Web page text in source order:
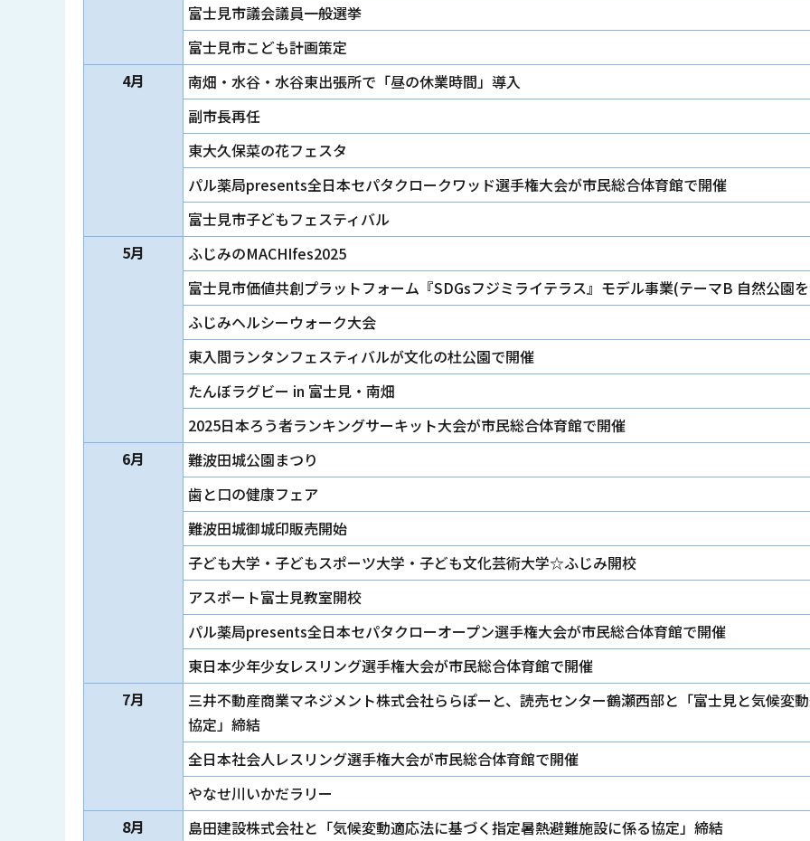
富士見市議会議員一般選挙
富士見市こども計画策定
4月
南畑・水谷・水谷東出張所で「昼の休業時間」導入
副市長再任
東大久保菜の花フェスタ
パル薬局presents全日本セパタクロークワッド選手権大会が市民総合体育館で開催
富士見市子どもフェスティバル
5月
ふじみのMACHIfes2025
富士見市価値共創プラットフォーム『SDGsフジミライテラス』モデル事業(テーマB 自然公園
ふじみヘルシーウォーク大会
東入間ランタンフェスティバルが文化の杜公園で開催
たんぼラグビー in 富士見・南畑
2025日本ろう者ランキングサーキット大会が市民総合体育館で開催
6月
難波田城公園まつり
歯と口の健康フェア
難波田城御城印販売開始
子ども大学・子どもスポーツ大学・子ども文化芸術大学☆ふじみ開校
アスポート富士見教室開校
パル薬局presents全日本セパタクローオープン選手権大会が市民総合体育館で開催
東日本少年少女レスリング選手権大会が市民総合体育館で開催
7月
三井不動産商業マネジメント株式会社ららぽーと、読売センター鶴瀬西部と「富士見と気候変
協定」締結
全日本社会人レスリング選手権大会が市民総合体育館で開催
やなせ川いかだラリー
8月
島田建設株式会社と「気候変動適応法に基づく指定暑熱避難施設に係る協定」締結